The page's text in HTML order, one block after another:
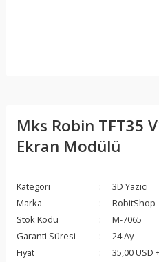
Mks Robin TFT35
Ekran Modülü
Kategori
3D Yazıcı
Marka
RobitShop
Stok Kodu
M-7065
Garanti Süresi
24 Ay
Fiyat
35,00 USD